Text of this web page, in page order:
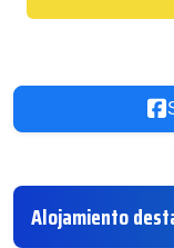
Alojamiento